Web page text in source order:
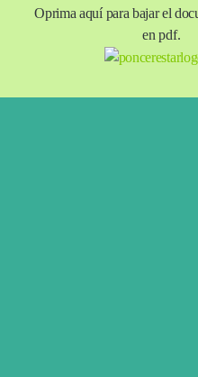
Oprima aquí para bajar el
en pdf.